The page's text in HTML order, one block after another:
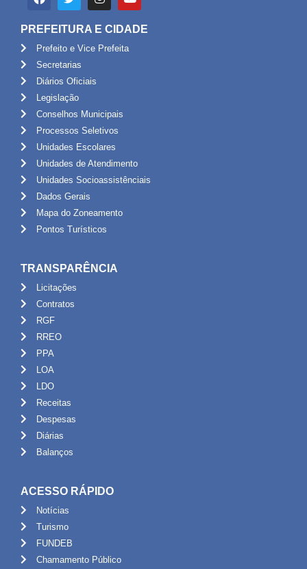
PREFEITURA E CIDADE
Prefeito e Vice Prefeita
Secretarias
Diários Oficiais
Legislação
Conselhos Municipais
Processos Seletivos
Unidades Escolares
Unidades de Atendimento
Unidades Socioassistênciais
Dados Gerais
Mapa do Zoneamento
Pontos Turísticos
TRANSPARÊNCIA
Licitações
Contratos
RGF
RREO
PPA
LOA
LDO
Receitas
Despesas
Diárias
Balanços
ACESSO RÁPIDO
Notícias
Turismo
FUNDEB
Chamamento Público